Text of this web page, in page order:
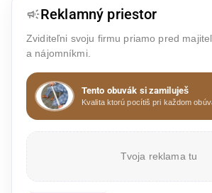
Reklamný priestor
Zviditeľni svoju firmu priamo pred
a nájomníkmi.
Tento obuvák si zamiluješ
Kvalita ktorú pocítiš pri každom
Tvoja reklama tu